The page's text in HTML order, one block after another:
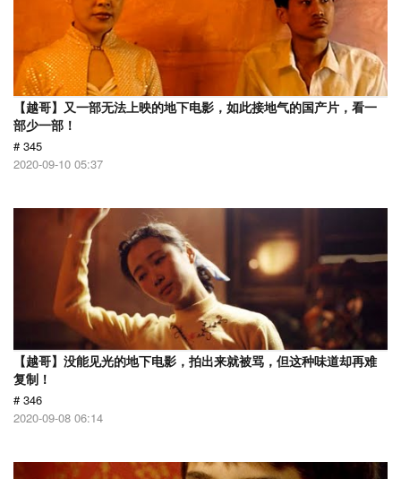
【越哥】又一部无法上映的地下电影，如此接地气的国产片，看一
部少一部！
# 345
2020-09-10 05:37
【越哥】没能见光的地下电影，拍出来就被骂，但这种味道却再难
复制！
# 346
2020-09-08 06:14